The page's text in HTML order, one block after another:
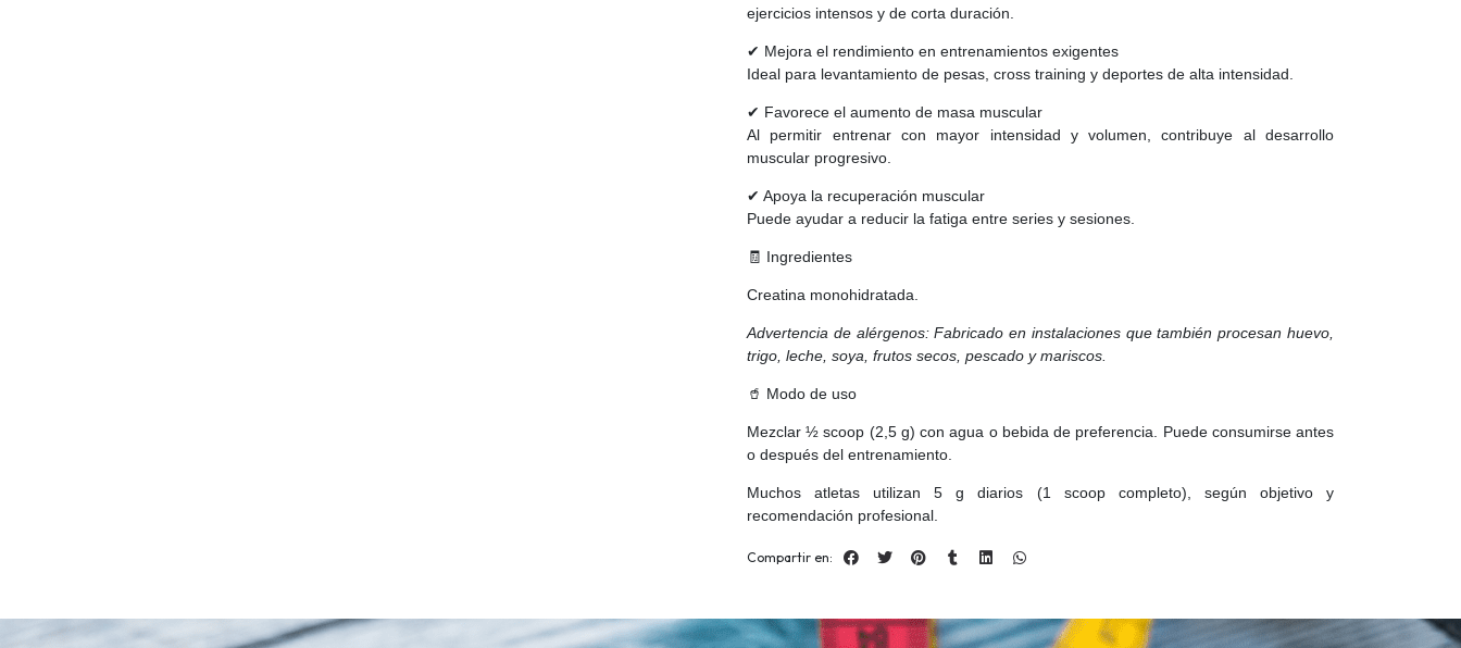
ejercicios intensos y de corta duración.
✔ Mejora el rendimiento en entrenamientos exigentes
Ideal para levantamiento de pesas, cross training y deportes de alta intensidad.
✔ Favorece el aumento de masa muscular
Al permitir entrenar con mayor intensidad y volumen, contribuye al desarrollo
muscular progresivo.
✔ Apoya la recuperación muscular
Puede ayudar a reducir la fatiga entre series y sesiones.
🧾 Ingredientes
Creatina monohidratada.
Advertencia de alérgenos: Fabricado en instalaciones que también procesan huevo,
trigo, leche, soya, frutos secos, pescado y mariscos.
🥤 Modo de uso
Mezclar ½ scoop (2,5 g) con agua o bebida de preferencia. Puede consumirse antes
o después del entrenamiento.
Muchos atletas utilizan 5 g diarios (1 scoop completo), según objetivo y
recomendación profesional.
Compartir en: